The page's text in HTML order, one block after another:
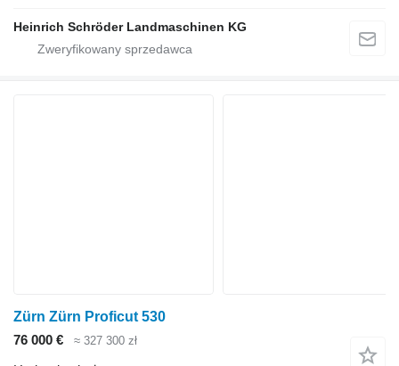
Heinrich Schröder Landmaschinen KG
Zürn Zürn Proficut 530
76 000 €
≈ 327 300 zł